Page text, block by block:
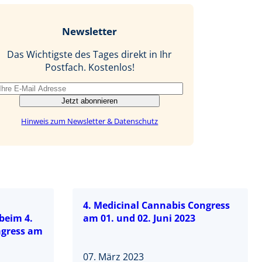
n
l
Newsletter
Das Wichtigste des Tages direkt in Ihr
Postfach. Kostenlos!
Jetzt abonnieren
Hinweis zum Newsletter & Datenschutz
4.
am
4. Medicinal Cannabis Congress
am 01. und 02. Juni 2023
07. März 2023